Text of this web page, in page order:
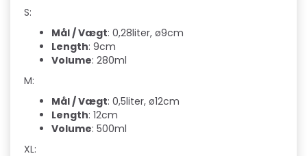
S:
Mål / Vægt: 0,28liter, ø9cm
Length: 9cm
Volume: 280ml
M:
Mål / Vægt: 0,5liter, ø12cm
Length: 12cm
Volume: 500ml
XL: